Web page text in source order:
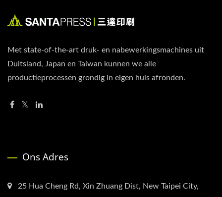
Met state-of-the-art druk- en nabewerkingsmachines uit
Duitsland, Japan en Taiwan kunnen we alle
productieprocessen grondig in eigen huis afronden.
Ons Adres
25 Hua Cheng Rd, Xin Zhuang Dist, New Taipei City,